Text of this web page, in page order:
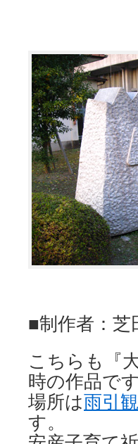
■制作者：芝
こちらも『
時の作品です
場所は雨引
す。